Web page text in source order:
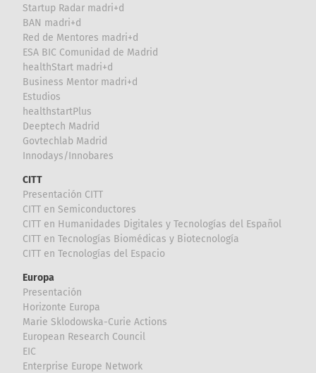
Startup Radar madri+d
BAN madri+d
Red de Mentores madri+d
ESA BIC Comunidad de Madrid
healthStart madri+d
Business Mentor madri+d
Estudios
healthstartPlus
Deeptech Madrid
Govtechlab Madrid
Innodays/Innobares
CITT
Presentación CITT
CITT en Semiconductores
CITT en Humanidades Digitales y Tecnologías del Español
CITT en Tecnologías Biomédicas y Biotecnología
CITT en Tecnologías del Espacio
Europa
Presentación
Horizonte Europa
Marie Sklodowska-Curie Actions
European Research Council
EIC
Enterprise Europe Network